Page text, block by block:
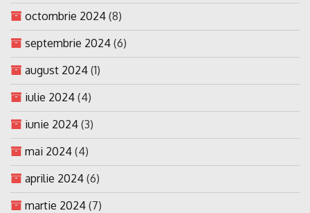
octombrie 2024 (8)
septembrie 2024 (6)
august 2024 (1)
iulie 2024 (4)
iunie 2024 (3)
mai 2024 (4)
aprilie 2024 (6)
martie 2024 (7)